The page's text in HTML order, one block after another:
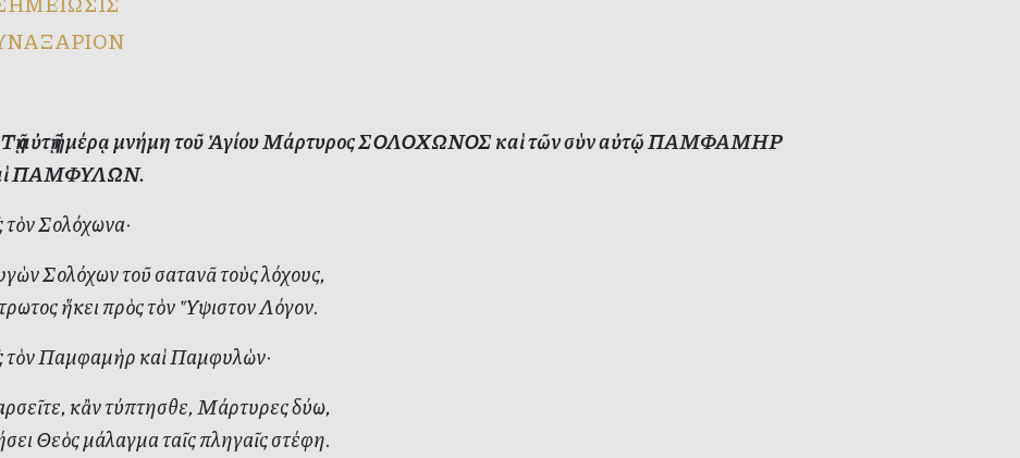
Τῇ αὐτῇ ἡμέρᾳ μνήμη τοῦ Ἁγίου Μάρτυρος ΣΟΛΟΧΩΝΟΣ καὶ τῶν σὺν αὐτῷ ΠΑΜΦΑΜΗΡ
ΠΑΜΦΥΛΩΝ.
τὸν Σολόχωνα·
Σολόχων τοῦ σατανᾶ τοὺς λόχους,
ἥκει πρὸς τὸν Ὕψιστον Λόγον.
τὸν Παμφαμὴρ καὶ Παμφυλὼν·
κἂν τύπτησθε, Μάρτυρες δύω,
Θεὸς μάλαγμα ταῖς πληγαῖς στέφη.